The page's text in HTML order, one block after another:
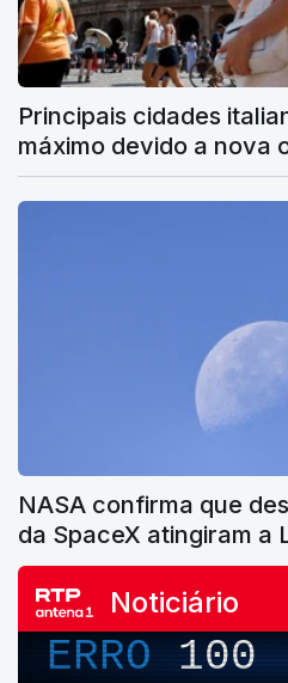
Principais cidades
máximo devido a nova
NASA confirma que
da SpaceX atingiram a
Noticiário
ERRO100